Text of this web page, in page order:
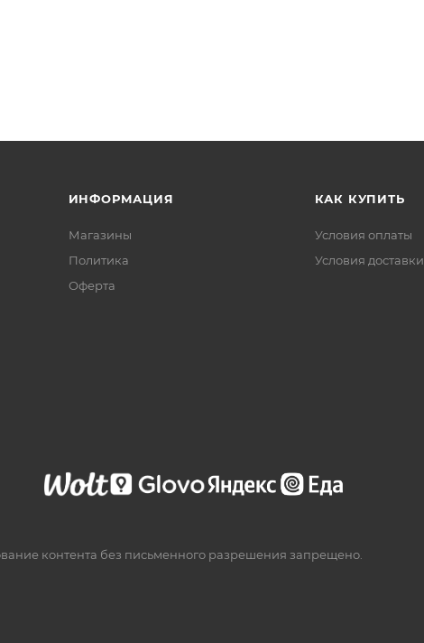
ИНФОРМАЦИЯ
Магазины
Политика
Офертa
КАК КУПИТЬ
Условия оплаты
Условия доставки
контента без письменного разрешения запрещено.